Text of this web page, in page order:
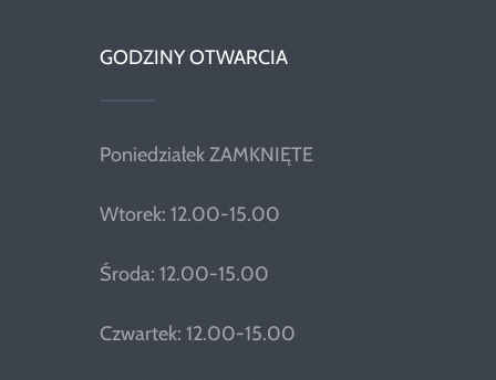
GODZINY OTWARCIA
Poniedziałek ZAMKNIĘTE
Wtorek: 12.00-15.00
Środa: 12.00-15.00
Czwartek: 12.00-15.00